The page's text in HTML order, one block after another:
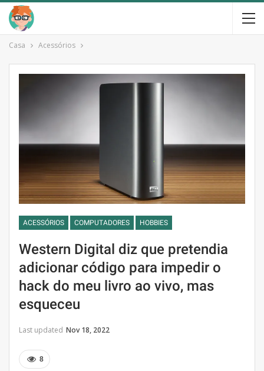
Casa Acessórios
ACESSÓRIOS COMPUTADORES HOBBIES
Western Digital diz que pretendia
adicionar código para impedir o
hack do meu livro ao vivo, mas
esqueceu
Last updated Nov 18, 2022
8